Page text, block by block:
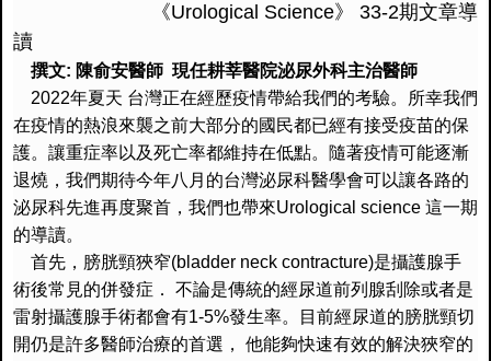
《Urological Science》 33-2期文章導
讀
撰文: 陳俞安醫師 現任耕莘醫院泌尿外科主治醫師
2022年夏天 台灣正在經歷疫情帶給我們的考驗。
所幸我們
在疫情的熱浪來襲之前大部分的國民都已經有接受疫苗的保
護。讓重症率以及死亡率都維持在低點。隨著疫情可能逐漸
退燒， 我們期待今年八月的台灣泌尿科醫學會可以讓各路的
泌尿科先進再度聚首，我們也帶來Urological science 這一期
的導讀。
首先，膀胱頸狹窄(bladder neck contracture)是攝護腺手
術後常見的併發症． 不論是傳統的經尿道前列腺刮除或者是
雷射攝護腺手術都會有1-5%發生率。目前經尿道的膀胱頸切
開仍是許多醫師治療的首選， 他能夠快速有效的解決狹窄的